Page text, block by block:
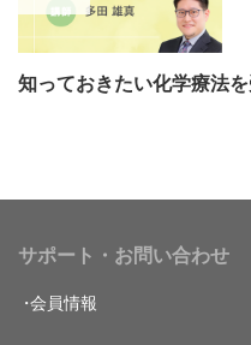
サポート・お問い合わせ
会員情報